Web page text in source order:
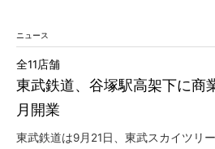
ニュース
東武鉄道、谷塚駅高架下に
月開業
全11店舗
東武鉄道は9月21日、東武スカイツリ